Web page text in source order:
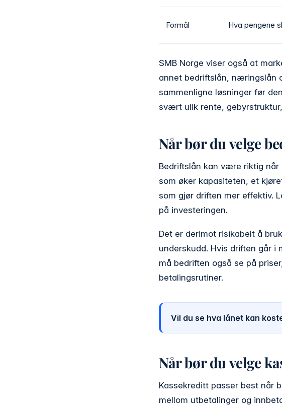
Formål Hva pengene
SMB Norge viser også at
annet bedriftslån, næringslån
sammenligne løsninger før
svært ulik rente,
Når bør du velge
Bedriftslån kan være riktig
som øker kapasiteten, et
som gjør driften mer effektiv.
på investeringen.
Det er derimot risikabelt å
underskudd. Hvis driften går i
må bedriften også se på
betalingsrutiner.
Vil du se hva lånet kan
Når bør du velge
Kassekreditt passer best når
mellom utbetalinger og